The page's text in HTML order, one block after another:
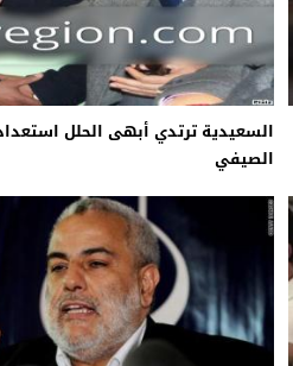
السعيدية ترتدي أبهى الحلل
الصيفي